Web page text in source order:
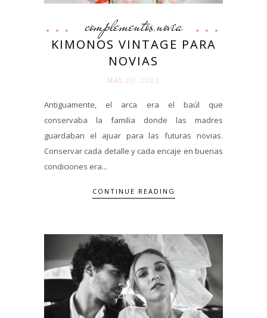
complementos,novia
KIMONOS VINTAGE PARA
NOVIAS
MAY 20. 2021
Antiguamente, el arca era el baúl que
conservaba la familia donde las madres
guardaban el ajuar para las futuras novias.
Conservar cada detalle y cada encaje en buenas
condiciones era...
CONTINUE READING